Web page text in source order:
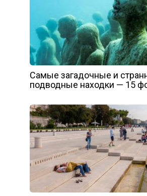
Самые загадочные и
подводные находки — 15